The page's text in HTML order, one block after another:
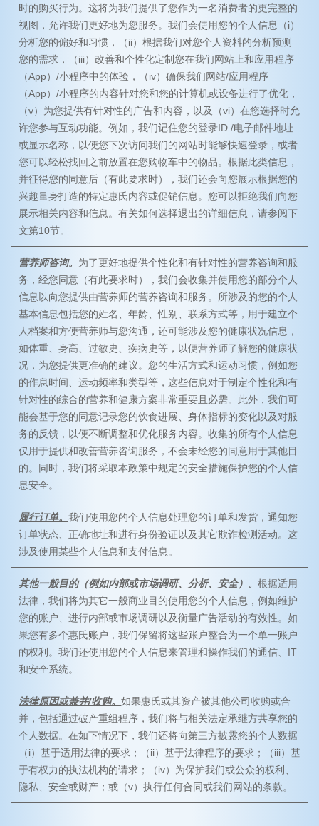
时的购买行为。这将为我们提供了您作为一名消费者的更完整的
视图，允许我们更好地为您服务。我们会使用您的个人信息（i）
分析您的偏好和习惯，（ii）根据我们对您个人资料的分析预测
您的需求，（iii）改善和个性化定制您在我们网站上和应用程序
（App）/小程序中的体验，（iv）确保我们网站/应用程序
（App）/小程序的内容针对您和您的计算机或设备进行了优化，
（v）为您提供有针对性的广告和内容，以及（vi）在您选择时允
许您参与互动功能。例如，我们记住您的登录ID /电子邮件地址
或显示名称，以便您下次访问我们的网站时能够快速登录，或者
您可以轻松找回之前放置在您购物车中的物品。根据此类信息，
并征得您的同意后（有此要求时），我们还会向您展示根据您的
兴趣量身打造的特定惠氏内容或促销信息。您可以拒绝我们向您
展示相关内容和信息。有关如何选择退出的详细信息，请参阅下
文第10节。
营养师咨询。 为了更好地提供个性化和有针对性的营养咨询和服
务，经您同意（有此要求时），我们会收集并使用您的部分个人
信息以向您提供由营养师的营养咨询和服务。所涉及的您的个人
基本信息包括您的姓名、年龄、性别、联系方式等，用于建立个
人档案和方便营养师与您沟通，还可能涉及您的健康状况信息，
如体重、身高、过敏史、疾病史等，以便营养师了解您的健康状
况，为您提供更准确的建议。您的生活方式和运动习惯，例如您
的作息时间、运动频率和类型等，这些信息对于制定个性化和有
针对性的综合的营养和健康方案非常重要且必需。此外，我们可
能会基于您的同意记录您的饮食进展、身体指标的变化以及对服
务的反馈，以便不断调整和优化服务内容。收集的所有个人信息
仅用于提供和改善营养咨询服务，不会未经您的同意用于其他目
的。同时，我们将采取本政策中规定的安全措施保护您的个人信
息安全。
履行订单。 我们使用您的个人信息处理您的订单和发货，通知您
订单状态、正确地址和进行身份验证以及其它欺诈检测活动。这
涉及使用某些个人信息和支付信息。
其他一般目的（例如内部或市场调研、分析、安全）。 根据适用
法律，我们将为其它一般商业目的使用您的个人信息，例如维护
您的账户、进行内部或市场调研以及衡量广告活动的有效性。如
果您有多个惠氏账户，我们保留将这些账户整合为一个单一账户
的权利。我们还使用您的个人信息来管理和操作我们的通信、IT
和安全系统。
法律原因或兼并/收购。 如果惠氏或其资产被其他公司收购或合
并，包括通过破产重组程序，我们将与相关法定承继方共享您的
个人数据。在如下情况下，我们还将向第三方披露您的个人数据
（i）基于适用法律的要求；（ii）基于法律程序的要求；（iii）基
于有权力的执法机构的请求；（iv）为保护我们或公众的权利、
隐私、安全或财产；或（v）执行任何合同或我们网站的条款。